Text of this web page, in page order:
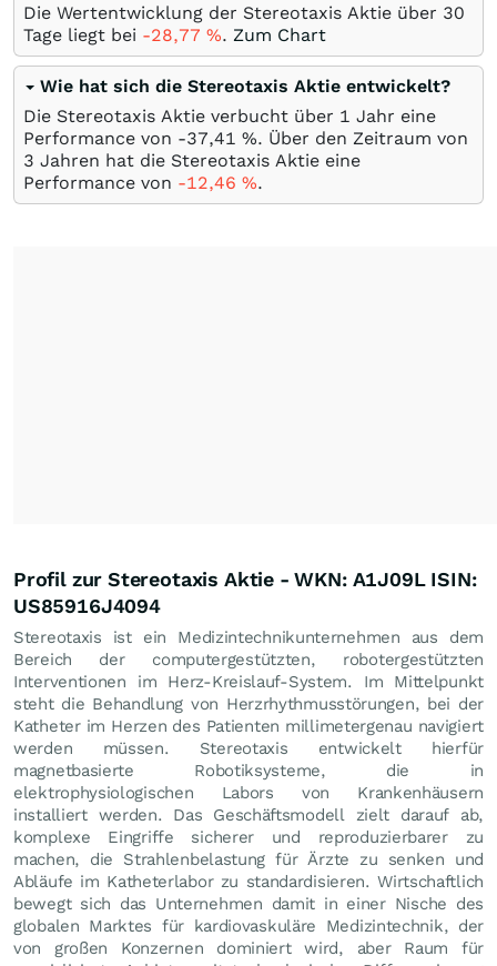
Die Wertentwicklung der Stereotaxis Aktie über 30
Tage liegt bei -28,77 %. Zum Chart
Wie hat sich die Stereotaxis Aktie entwickelt?
Die Stereotaxis Aktie verbucht über 1 Jahr eine
Performance von -37,41 %. Über den Zeitraum von
3 Jahren hat die Stereotaxis Aktie eine
Performance von -12,46 %.
Profil zur Stereotaxis Aktie - WKN: A1J09L ISIN:
US85916J4094
Stereotaxis ist ein Medizintechnikunternehmen aus dem
Bereich der computergestützten, robotergestützten
Interventionen im Herz-Kreislauf-System. Im Mittelpunkt
steht die Behandlung von Herzrhythmusstörungen, bei der
Katheter im Herzen des Patienten millimetergenau navigiert
werden müssen. Stereotaxis entwickelt hierfür
magnetbasierte Robotiksysteme, die in
elektrophysiologischen Labors von Krankenhäusern
installiert werden. Das Geschäftsmodell zielt darauf ab,
komplexe Eingriffe sicherer und reproduzierbarer zu
machen, die Strahlenbelastung für Ärzte zu senken und
Abläufe im Katheterlabor zu standardisieren. Wirtschaftlich
bewegt sich das Unternehmen damit in einer Nische des
globalen Marktes für kardiovaskuläre Medizintechnik, der
von großen Konzernen dominiert wird, aber Raum für